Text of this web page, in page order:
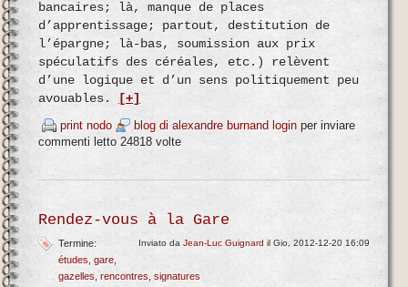
bancaires; là, manque de places
d’apprentissage; partout, destitution de
l’épargne; là-bas, soumission aux prix
spéculatifs des céréales, etc.) relèvent
d’une logique et d’un sens politiquement peu
avouables.
[+]
print nodo
blog di alexandre burnand login per inviare
commenti letto 24818 volte
Rendez-vous à la Gare
Inviato da Jean-Luc Guignard il Gio, 2012-12-20 16:09
Termine:
études gare
gazelles rencontres signatures